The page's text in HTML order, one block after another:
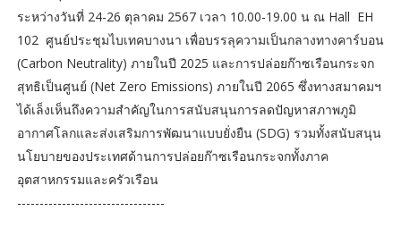
ระหว่างวันที่ 24-26 ตุลาคม 2567 เวลา 10.00-19.00 น ณ Hall EH
102 ศูนย์ประชุมไบเทคบางนา เพื่อบรรลุความเป็นกลางทางคาร์บอน
(Carbon Neutrality) ภายในปี 2025 และการปล่อยก๊าซเรือนกระจก
สุทธิเป็นศูนย์ (Net Zero Emissions) ภายในปี 2065 ซึ่งทางสมาคมฯ
ได้เล็งเห็นถึงความสำคัญในการสนับสนุนการลดปัญหาสภาพภูมิ
อากาศโลกและส่งเสริมการพัฒนาแบบยั่งยืน (SDG) รวมทั้งสนับสนุน
นโยบายของประเทศด้านการปล่อยก๊าซเรือนกระจกทั้งภาค
อุตสาหกรรมและครัวเรือน
---------------------------------